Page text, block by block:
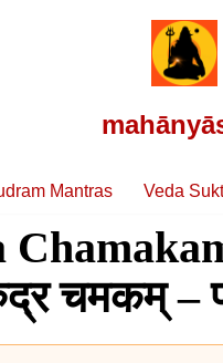
Mantras Veda
चमकम् –